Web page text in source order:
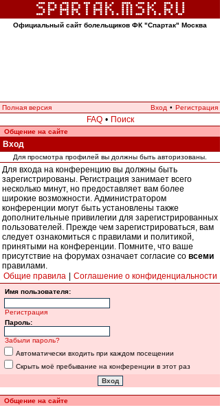
Официальный сайт болельщиков ФК "Спартак" Москва
Полная версия Вход • Регистрация
FAQ • Поиск
Общение на сайте
Вход
Для просмотра профилей вы должны быть авторизованы.
Для входа на конференцию вы должны быть
зарегистрированы. Регистрация занимает всего
несколько минут, но предоставляет вам более
широкие возможности. Администратором
конференции могут быть установлены также
дополнительные привилегии для зарегистрированных
пользователей. Прежде чем зарегистрироваться, вам
следует ознакомиться с правилами и политикой,
принятыми на конференции. Помните, что ваше
присутствие на форумах означает согласие со всеми
правилами.
Общие правила
Соглашение о конфиденциальности
Имя пользователя:
Регистрация
Пароль:
Забыли пароль?
Автоматически входить при каждом посещении
Скрыть моё пребывание на конференции в этот раз
Общение на сайте